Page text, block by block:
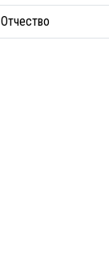
Отчество